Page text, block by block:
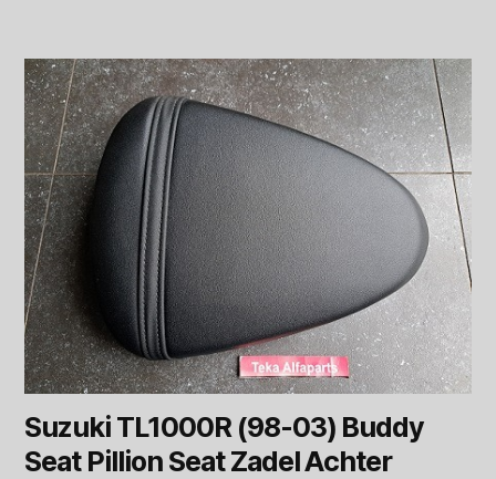
Suzuki TL1000R (98-03) Buddy
Seat Pillion Seat Zadel Achter